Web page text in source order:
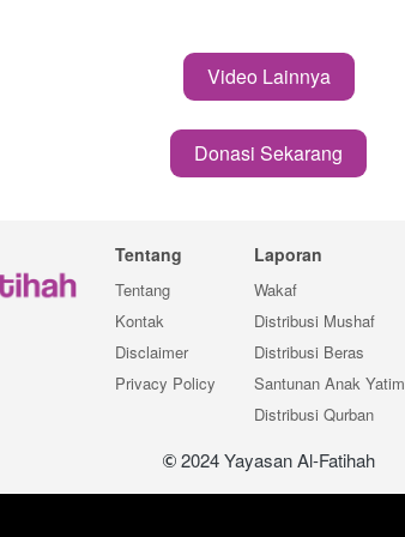
`
Video Lainnya
`Donasi Sekarang
Tentang
Tentang
Kontak
Disclaimer
Privacy Policy
Laporan
Wakaf
Distribusi Mushaf
Distribusi Beras
Santunan Anak Yatim
Distribusi Qurban
2024 Yayasan Al-Fatihah